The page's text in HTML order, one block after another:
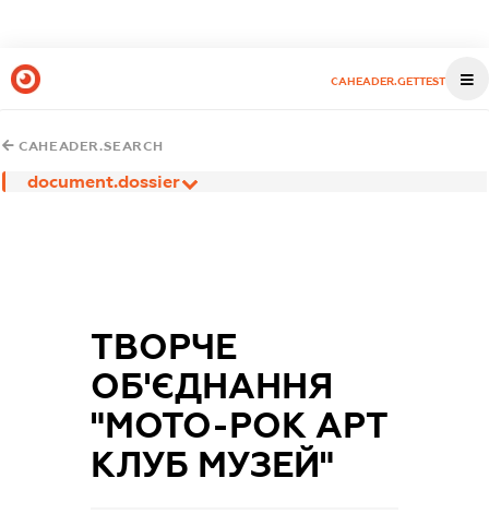
CAHEADER.GETTEST
CAHEADER.SEARCH
document.dossier
ТВОРЧЕ
ОБ'ЄДНАННЯ
"МОТО-РОК АРТ
КЛУБ МУЗЕЙ"